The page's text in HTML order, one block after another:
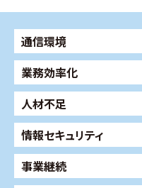
通信環境
業務効率化
人材不足
情報セキュリティ
事業継続